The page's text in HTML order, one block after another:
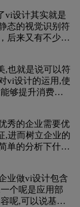
vi设计其实就是
态的视觉识别符
后来又有不少朋
手册又是什么
,也就是说可以符
vi设计的运用,使
够提升消费者
牌营销的一部
没有辨识度,没
茫茫商海中，那
秀的企业需要优
,进而树立企业的
单的分析下什么
业做vi设计包含
个呢是应用部
呢,可以说基础